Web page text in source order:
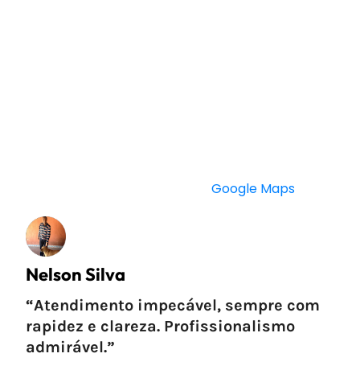
Google Maps
Nelson Silva
“Atendimento impecável, sempre com
rapidez e clareza. Profissionalismo
admirável.”